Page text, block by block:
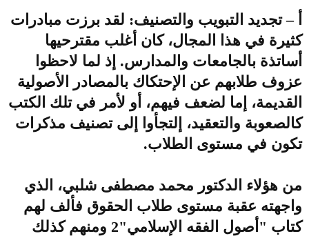
أ – تجديد التبويب والتصنيف: لقد برزت مبادرات
كثيرة في هذا المجال، كان أغلب مقترحيها
أساتذة بالجامعات والمدارس. إذ لما لاحظوا
عزوف طلابهم عن الإحتكاك بالمصادر الأصولية
القديمة، إما لضعف فيهم، أو لأمر في تلك الكتب
كالصعوبة والتعقيد، إلتجأوا إلى تصنيف مذكرات
تكون في مستوى الطلاب.
من هؤلاء الدكتور محمد مصطفى شلبي، الذي
واجهته عقبة مستوى طلاب الحقوق فألف لهم
كتاب "أصول الفقه الإسلامي"2 ومنهم كذلك